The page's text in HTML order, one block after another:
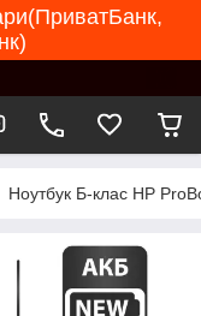
Ноутбук Б-клас HP